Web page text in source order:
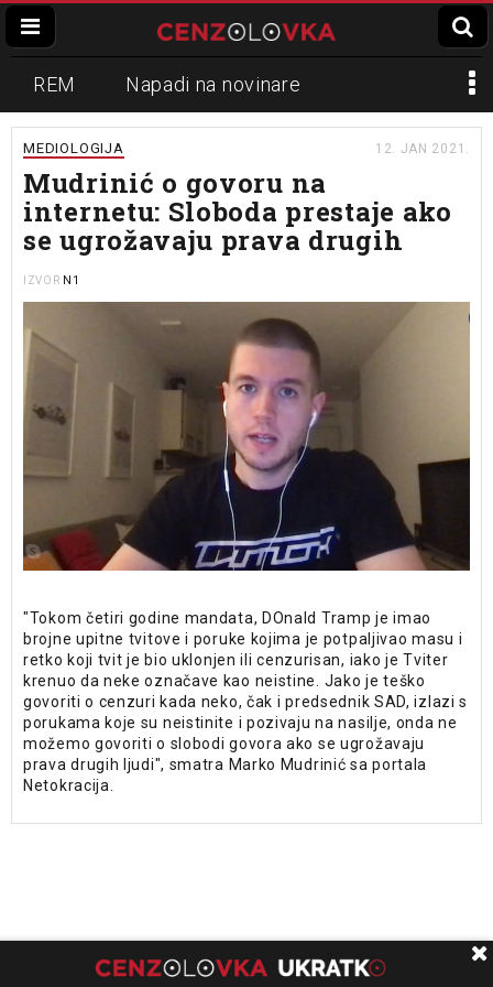
REM Napadi na novinare
Zvučni top
Propaganda Lokalni mediji
Informer Slavko Ćuruvija
MEDIOLOGIJA 12. JAN 2021.
Mudrinić o govoru na
internetu: Sloboda prestaje ako
se ugrožavaju prava drugih
IZVOR N1
"Tokom četiri godine mandata, DOnald Tramp je imao
brojne upitne tvitove i poruke kojima je potpaljivao masu i
retko koji tvit je bio uklonjen ili cenzurisan, iako je Tviter
krenuo da neke označave kao neistine. Jako je teško
govoriti o cenzuri kada neko, čak i predsednik SAD, izlazi s
porukama koje su neistinite i pozivaju na nasilje, onda ne
možemo govoriti o slobodi govora ako se ugrožavaju
prava drugih ljudi", smatra Marko Mudrinić sa portala
Netokracija.